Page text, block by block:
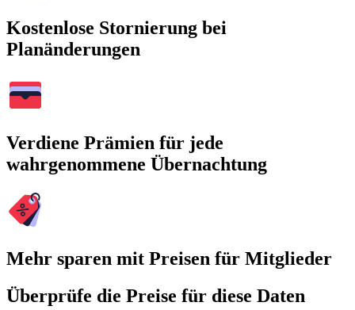
Kostenlose Stornierung bei
Planänderungen
Verdiene Prämien für jede
wahrgenommene Übernachtung
Mehr sparen mit Preisen für Mitglieder
Überprüfe die Preise für diese Daten